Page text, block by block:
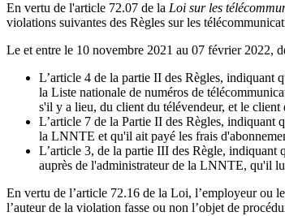
En vertu de l'article 72.07 de la Loi sur les
violations suivantes des Règles sur les
Le et entre le 10 novembre 2021 au 07 février 2022,
L’article 4 de la partie II des Règles, indiquant
la Liste nationale de numéros de
s'il y a lieu, du client du télévendeur, et le client
L’article 7 de la Partie II des Règles, indiquant
la LNNTE et qu'il ait payé les frais
L’article 3, de la partie III des Règle, indiquant
auprès de l'administrateur de la LNNTE, qu'il
En vertu de l’article 72.16 de la Loi, l’employeur ou
l’auteur de la violation fasse ou non l’objet de